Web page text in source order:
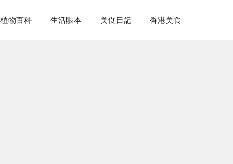
植物百科 生活賬本 美食日記 香港美食